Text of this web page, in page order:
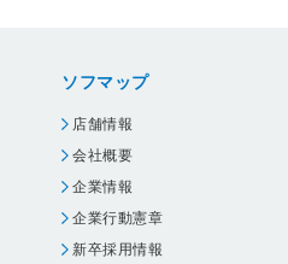
ソフマップ
店舗情報
会社概要
企業情報
企業行動憲章
新卒採用情報